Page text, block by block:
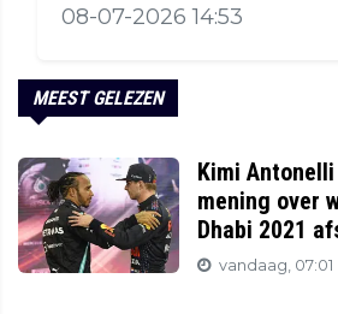
08-07-2026 14:53
MEEST GELEZEN
Kimi
mening over
Dhabi 2021
vandaag, 07:01